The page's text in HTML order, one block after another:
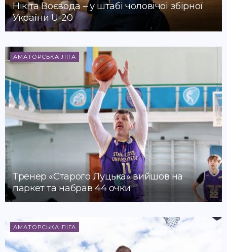
Нікіта Воєвода – у штабі чоловічої збірної
України U-20
АМАТОРСЬКА ЛІГА
Тренер «Старого Луцька» вийшов на
паркет та набрав 44 очки
АМАТОРСЬКА ЛІГА